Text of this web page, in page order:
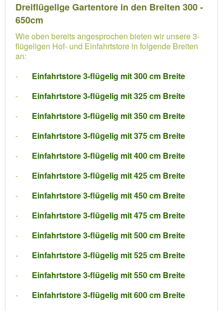
Dreiflügelige Gartentore in den Breiten 300 -
650cm
Wie oben bereits angesprochen bieten wir unsere 3-
flügeligen Hof- und Einfahrtstore in folgende Breiten
an:
- Einfahrtstore 3-flügelig mit 300 cm Breite
- Einfahrtstore 3-flügelig mit 325 cm Breite
- Einfahrtstore 3-flügelig mit 350 cm Breite
- Einfahrtstore 3-flügelig mit 375 cm Breite
- Einfahrtstore 3-flügelig mit 400 cm Breite
- Einfahrtstore 3-flügelig mit 425 cm Breite
- Einfahrtstore 3-flügelig mit 450 cm Breite
- Einfahrtstore 3-flügelig mit 475 cm Breite
- Einfahrtstore 3-flügelig mit 500 cm Breite
- Einfahrtstore 3-flügelig mit 525 cm Breite
- Einfahrtstore 3-flügelig mit 550 cm Breite
- Einfahrtstore 3-flügelig mit 600 cm Breite